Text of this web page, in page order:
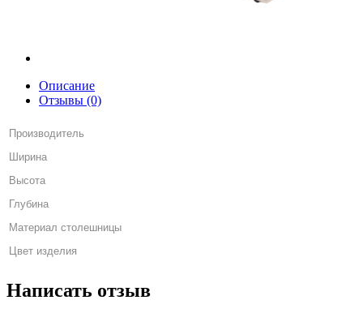
Описание
Отзывы (0)
Производитель
Ширина
Высота
Глубина
Материал столешницы
Цвет изделия
Написать отзыв